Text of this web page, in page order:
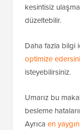
kesintisiz
düzeltebilir.
Daha fazla bilgi
optimize
isteyebilirsiniz.
Umarız bu
besleme
Ayrıca en